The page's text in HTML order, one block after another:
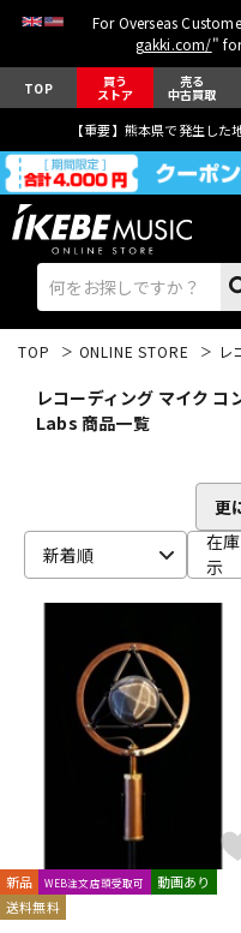
For Overseas
gakki.com/"
TOP 買う
ストア
売る
中古買取
【重要】熊本県で発生し
ベース
ドラム
キーボード
管楽器
TOP ONLINE STORE レ
レコーディング マイク
Labs 商品一覧
更
新着順
在
示
新品 WEB注文店頭受取可
動画あり
送料無料